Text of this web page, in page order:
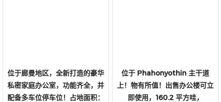
位于廊曼地区，全新打造的豪华
私密家庭办公室，功能齐全，并
配备多车位停车位！占地面积：
位于 Phahonyothin 主干道
上！物有所值！出售办公楼可立
即使用，160.2 平方哇，